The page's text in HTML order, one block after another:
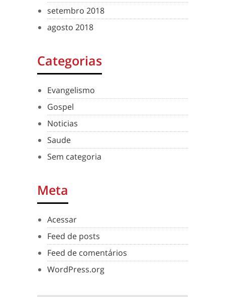
setembro 2018
agosto 2018
Categorias
Evangelismo
Gospel
Noticias
Saude
Sem categoria
Meta
Acessar
Feed de posts
Feed de comentários
WordPress.org